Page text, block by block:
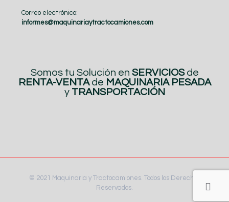
Correo electrónico:
informes@maquinariaytractocamiones.com
Somos tu Solución en SERVICIOSde
RENTA-VENTAde MAQUINARIA PESADA
y TRANSPORTACIÓN
© 2021 Maquinaria y Tractocamiones. Todos los Derechos
Reservados.